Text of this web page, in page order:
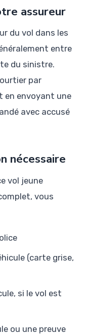
assureur
du vol dans les
entre
du sinistre.
par
en envoyant une
avec accusé
nécessaire
vol jeune
vous
(carte grise,
si le vol est
ou une preuve